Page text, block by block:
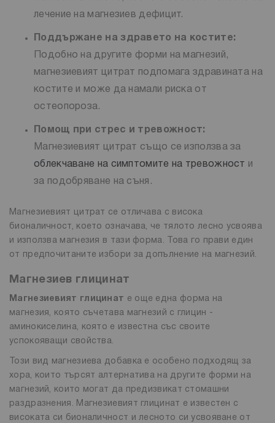
лечение на магнезиев дефицит.
Поддържане на здравето на костите:
Подобно на другите форми на магнезий,
магнезиевият цитрат подпомага здравината на
костите и може да намали риска от
остеопороза.
Помощ при стрес и тревожност:
Магнезиевият цитрат също се използва за
облекчаване на симптомите на тревожност и
за подобряване на съня.
Магнезиевият цитрат се отличава с висока
бионаличност, което означава, че тялото лесно усвоява
и използва магнезия в тази форма. Това го прави един
от предпочитаните избори за допълнение на магнезий.
Магнезиев глицинат
Магнезиевият глицинат е още една форма на
магнезия, която съчетава магнезий с глицин -
аминокиселина, която е известна със своите
успокояващи свойства.
Този вид магнезиева добавка е особено подходящ за
хора, които търсят алтернатива на другите форми на
магнезий, които могат да предизвикат стомашни
раздразнения. Магнезиевият глицинат е известен с
високата си бионаличност и лесното си усвояване от